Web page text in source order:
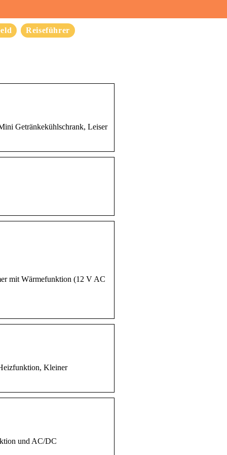
Reiseführer
Getränkekühlschrank, Leiser
mit Wärmefunktion (12 V AC
Kleiner
und AC/DC